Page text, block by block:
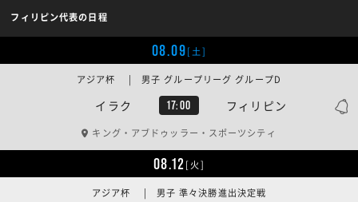
フィリピン代表の日程
08.09[土]
イラク 17:00 フィリピン
アジア杯 | 男子 グループリーグ グループD
キング・アブドゥッラー・スポーツシティ
08.12[火]
アジア杯 | 男子 準々決勝進出決定戦